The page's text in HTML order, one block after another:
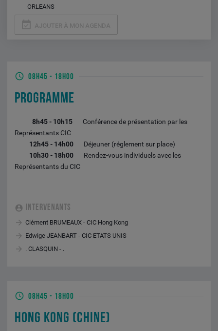
ORLEANS
08H45 - 18H00
PROGRAMME
8h45 - 10h15 Conférence de présentation par les
Représentants CIC
12h45 - 14h00 Déjeuner (réglement sur place)
10h30 - 18h00 Rendez-vous individuels avec les
Représentants du CIC
INTERVENANTS
Clément BRUMEAUX - CIC Hong Kong
Edwige JEANBART - CIC ETATS UNIS
. CLASQUIN - .
08H45 - 18H00
HONG KONG (CHINE)